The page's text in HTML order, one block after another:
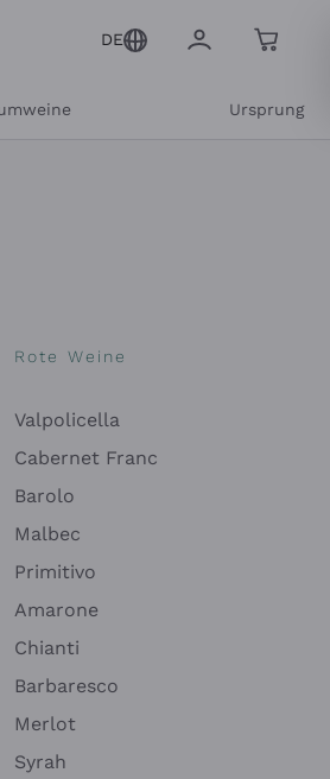
DE
Ursprung
Rote Weine
Valpolicella
Cabernet Franc
Barolo
Malbec
Primitivo
Amarone
Chianti
Barbaresco
Merlot
Syrah